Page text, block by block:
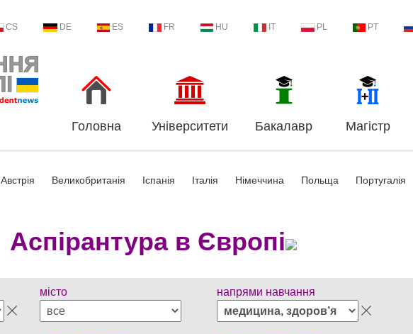
CS DE ES FR HU IT PL PT
Головна Університети Бакалавр Магістр
Австрія Великобританія Іспанія Італія Німеччина Польща Португалія
Аспірантура в Європі
місто напрями навчання